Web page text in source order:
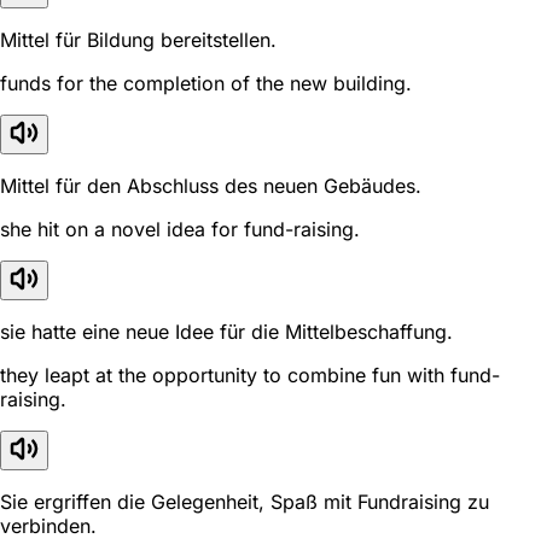
Mittel für Bildung bereitstellen.
funds for the completion of the new building.
Mittel für den Abschluss des neuen Gebäudes.
she hit on a novel idea for fund-raising.
sie hatte eine neue Idee für die Mittelbeschaffung.
they leapt at the opportunity to combine fun with fund-
raising.
Sie ergriffen die Gelegenheit, Spaß mit Fundraising zu
verbinden.